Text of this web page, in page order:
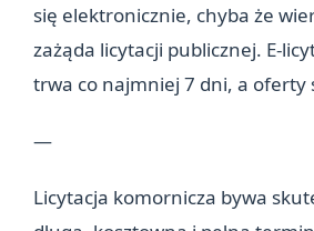
się elektronicznie, chyba że
zażąda licytacji publicznej. E-
trwa co najmniej 7 dni, a oferty
—
Licytacja komornicza bywa